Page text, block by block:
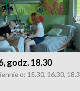
godz. 18.30
o: 15.30, 16.30,